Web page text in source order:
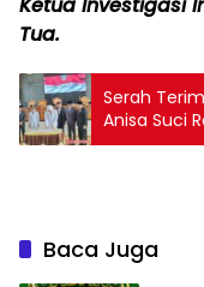
Tua.
Serah
Anisa Suci
Mampukah
Baca Juga